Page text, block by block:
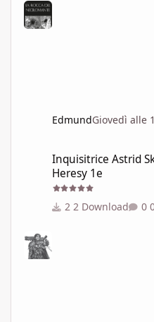
EdmundGiovedì alle
Inquisitrice Astrid
Heresy 1e
2 Download